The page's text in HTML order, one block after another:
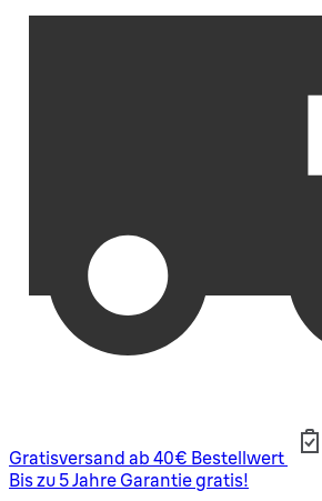
Gratisversand ab 40€ Bestellwert
Bis zu 5 Jahre Garantie gratis!